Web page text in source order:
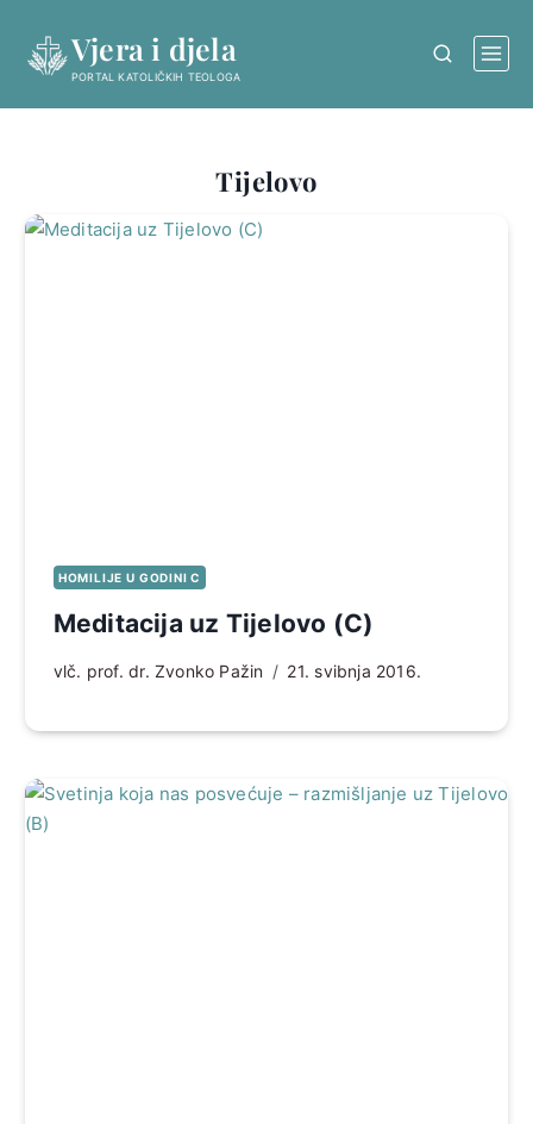
content
Vjera i djela
PORTAL KATOLIČKIH TEOLOGA
Tijelovo
HOMILIJE U GODINI C
Meditacija uz Tijelovo (C)
vlč. prof. dr. Zvonko Pažin 21. svibnja 2016.